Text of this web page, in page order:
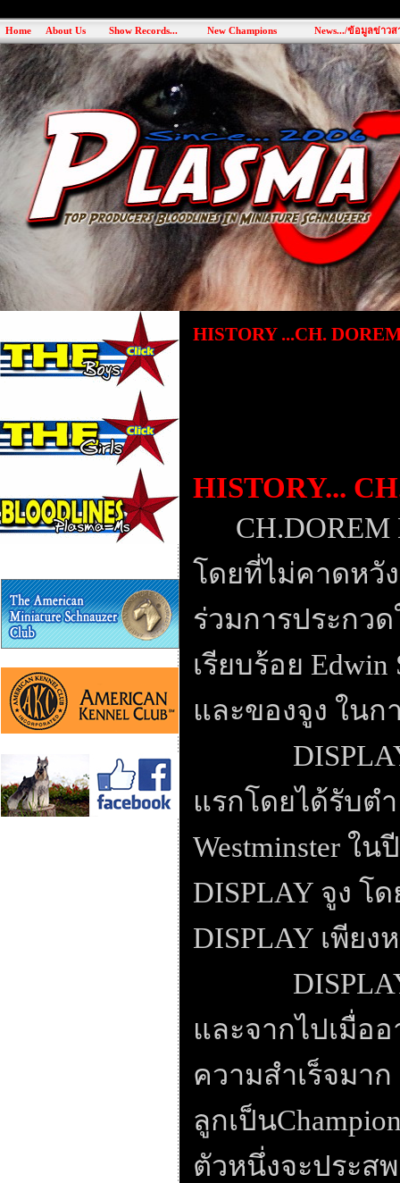
Home About Us Show Records... New Champions News.../ข้อมูลข่าวส
HISTORY ...CH.
HISTORY...
โดยที่ไม่คาดหวัง
ร่วมการประกว
เรียบร้อย Edwin
และของจูง ในก
แรกโดยได้รับต
Westminster ใน
DISPLAY จูง โ
DISPLAY เพียง
และจากไปเมื่อ
ความสำเร็จมาก
ลูกเป็น
ตัวหนึ่งจะประส